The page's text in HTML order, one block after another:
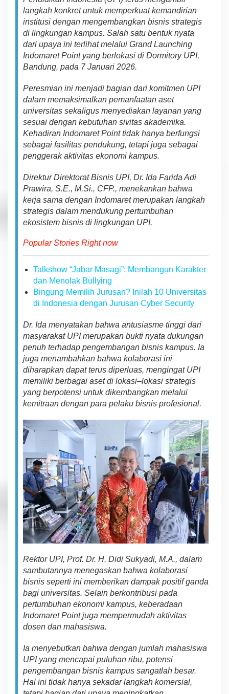
I
)
G
r
a
d
u
n
c
h
i
n
g
n
o
m
a
r
e
t
t
langkah konkretuntukmemperkuat kemandirian
institusi dengan mengembangkan bisnis strategis
di lingkungan kampus. Salah satu bentuknyata
dari upaya ini terlihatmelalui Grand Launching
Indomaret Point yang berlokasi di Dormitory UPI,
Bandung, pada 7 Januari 2026.
Peresmian ini menjadi bagian dari komitmen UPI
dalam memaksimalkan pemanfaatan aset
universitas sekaligus menyediakan layanan yang
sesuai dengan kebutuhan sivitas akademika.
Kehadiran Indomaret Point tidak hanya berfungsi
sebagai fasilitas pendukung, tetapi juga sebagai
penggerak aktivitas ekonomi kampus.
Direktur Direktorat Bisnis UPI, Dr. Ida Farida Adi
Prawira, S.E., M.Si., CFP., menekankan bahwa
kerja sama dengan Indomaret merupakan langkah
strategis dalam mendukung pertumbuhan
ekosistem bisnis di lingkungan UPI.
Popular Stories Right now
Talkshow “Jabar Masagi”: Membangun Karakter
dan Menolak Bullying
Bingung Memilih Jurusan? Inilah 10 Universitas
di Indonesia dengan Jurusan Cyber Security
Dr. Ida menyatakan bahwa antusiasme tinggi dari
masyarakat UPImerupakan bukti nyata dukungan
penuh terhadap pengembangan bisnis kampus. Ia
juga menambahkan bahwa kolaborasi ini
diharapkan dapat terus diperluas, mengingat UPI
memiliki berbagai aset di lokasi–lokasi strategis
yang berpotensi untukdikembangkan melalui
kemitraan dengan para pelaku bisnis profesional.
Rektor UPI, Prof. Dr. H. Didi Sukyadi, M.A., dalam
sambutannya menegaskan bahwa kolaborasi
bisnis seperti ini memberikan dampak positifganda
bagi universitas. Selain berkontribusi pada
pertumbuhan ekonomi kampus, keberadaan
Indomaret Point juga mempermudah aktivitas
dosen dan mahasiswa.
Ia menyebutkan bahwa dengan jumlah mahasiswa
UPI yang mencapai puluhan ribu, potensi
pengembangan bisnis kampus sangatlah besar.
Hal ini tidak hanya sekadarlangkah komersial,